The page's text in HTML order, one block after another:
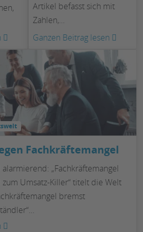
Generation
Y
Selbstbewusst
und
engagiert
Artikel befasst sich mit
Zahlen,…
Ganzen Beitrag lesen
Home-
Office
heute
ein
Fachkräftemangel
„Fachkräftemangel
Umsatz-Killer“ titelt die Welt
bremst